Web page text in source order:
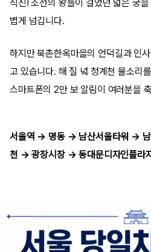
직진! 조선의 왕들이 걸었던 넓은 궁
볍게 넘깁니다.
하지만 북촌한옥마을의 언덕길과 인
고 있습니다. 해 질 녘 청계천 물소리
스마트폰의 2만 보 알림이 여러분을
서울역 → 명동 → 남산서울타워 →
천 → 광장시장 → 동대문디자인플라